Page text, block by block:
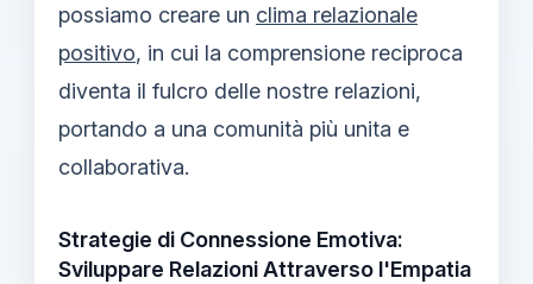
possiamo creare un clima relazionale
positivo, in cui la comprensione reciproca
diventa il fulcro delle nostre relazioni,
portando a una comunità più unita e
collaborativa.
Strategie di Connessione Emotiva:
Sviluppare Relazioni Attraverso l'Empatia